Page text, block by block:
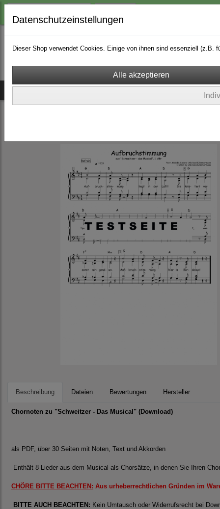
Beschreibung Dateien Bewertungen Hersteller
Chornoten zu "Schweitzer - Das Musical" (Download)
als PDF, über 30 Seiten mit Noten, Text und Akkorden
Enthält 8 Lieder aus dem Musical als Chorsätze, in denen Sie Ihren
CHÖRE BITTE BEACHTEN: Aus urheberrechtlichen Gründen im
BITTE AUCH BEACHTEN: Kein Umtausch oder Widerrufsrecht bei
Datenschutzeinstellungen
Dieser Shop verwendet Cookies. Einige von ihnen sind essenziell (z.B.